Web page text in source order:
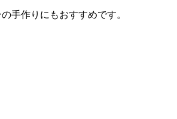
手作りにもおすすめです。